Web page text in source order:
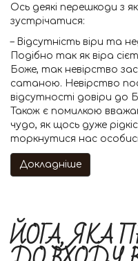
Ось деякі перешкоди з
зустрічатися:
– Відсутність віри та
Подібно так як віра
Боже, так невірство
сатаною. Невірство
відсутності довіри до
Також є помилкою
чудо, як щось дуже
торкнутися нас
Докладніше
ЙОГА, ЯКА